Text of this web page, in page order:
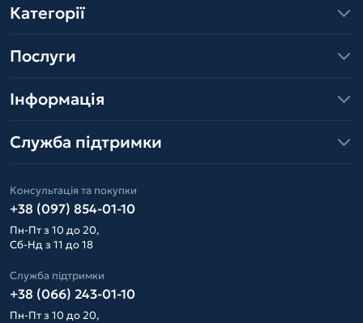
Категорії
Послуги
Інформація
Служба підтримки
Консультація та покупки
+38 (097) 854-01-10
Пн-Пт з 10 до 20,
Сб-Нд з 11 до 18
Служба підтримки
+38 (066) 243-01-10
Пн-Пт з 10 до 20,